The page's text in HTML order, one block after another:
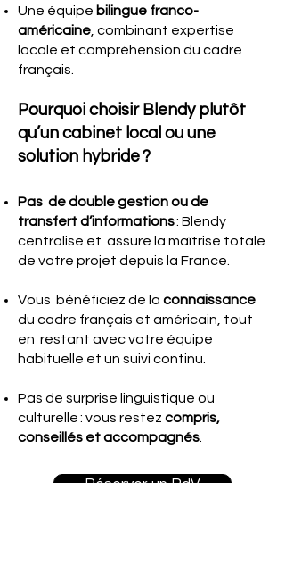
Une équipe bilingue franco-
américaine , combinant expertise
locale et compréhension du cadre
français.
Pourquoi choisir Blendy plutôt
qu’un cabinet local ou une
solution hybride ?
Pas de double gestion ou de
transfert d’informations: Blendy
centralise et assure la maîtrise totale
de votre projet depuis la France.
Vous bénéficiez de la connaissance
du cadre français et américain, tout
en restant avec votre équipe
habituelle et un suivi continu.
Pas de surprise linguistique ou
culturelle : vous restez compris,
conseillés et accompagnés
Réserver un RdV